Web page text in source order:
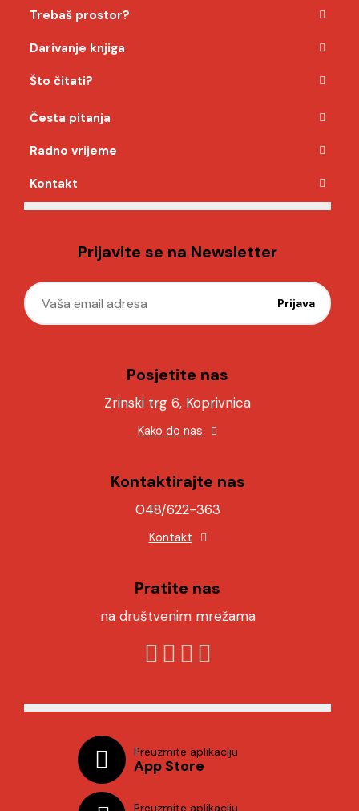
Trebaš prostor?
Darivanje knjiga
Što čitati?
Česta pitanja
Radno vrijeme
Kontakt
Prijavite se na Newsletter
Posjetite nas
Zrinski trg 6, Koprivnica
Kako do nas
Kontaktirajte nas
048/622-363
Kontakt
Pratite nas
na društvenim mrežama
Preuzmite aplikaciju
App Store
Preuzmite aplikaciju